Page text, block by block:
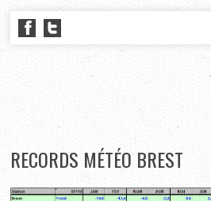
RECORDS MÉTÉO BREST